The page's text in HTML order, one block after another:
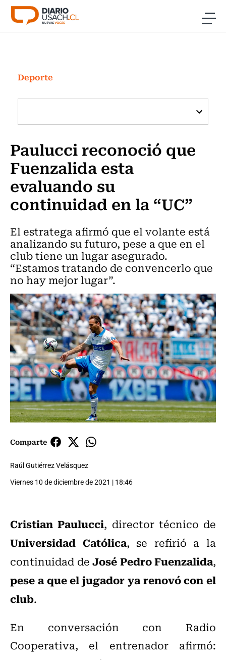
Click acá para ir directamente al contenido
Investigación
Cultura
Programas Radio y TV Usach
Deporte
Paulucci reconoció que
Fuenzalida esta
evaluando su
continuidad en la “UC”
El estratega afirmó que el volante está
analizando su futuro, pese a que en el
club tiene un lugar asegurado.
“Estamos tratando de convencerlo que
no hay mejor lugar”.
Comparte
Raúl Gutiérrez Velásquez
Viernes 10 de diciembre de 2021 | 18:46
Cristian Paulucci, director técnico de
Universidad Católica, se refirió a la
continuidad deJosé Pedro Fuenzalida,
pese a que el jugador ya renovó con el
club.
En conversación con Radio
Cooperativa, el entrenador afirmó: